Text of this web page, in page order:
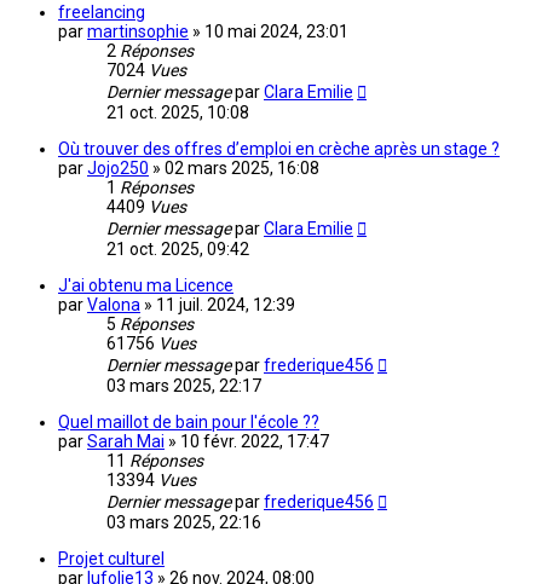
freelancing
parmartinsophie » 10 mai 2024, 23:01
2 Réponses
7024 Vues
Dernier messageparClara Emilie
21 oct. 2025, 10:08
Où trouver des offres d’emploi en crèche après un stage ?
parJojo250 » 02 mars 2025, 16:08
1 Réponses
4409 Vues
Dernier messageparClara Emilie
21 oct. 2025, 09:42
J'ai obtenu ma Licence
parValona » 11 juil. 2024, 12:39
5 Réponses
61756 Vues
Dernier messageparfrederique456
03 mars 2025, 22:17
Quel maillot de bain pour l'école ??
parSarah Mai » 10 févr. 2022, 17:47
11 Réponses
13394 Vues
Dernier messageparfrederique456
03 mars 2025, 22:16
Projet culturel
par lufolie13 » 26 nov. 2024, 08:00